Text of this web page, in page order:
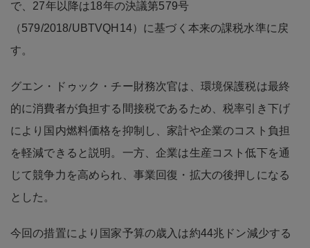
で、27年以降は18年の決議第579号
（579/2018/UBTVQH14）に基づく本来の課税水準に戻
す。
グエン・ドゥック・チー財務次官は、環境保護税は最終
的に消費者が負担する間接税であるため、税率引き下げ
により国内燃料価格を抑制し、家計や企業のコスト負担
を軽減できると説明。一方、企業は生産コスト低下を通
じて競争力を高められ、事業回復・拡大の後押しになる
とした。
今回の措置により国家予算の歳入は約44兆ドン減少する